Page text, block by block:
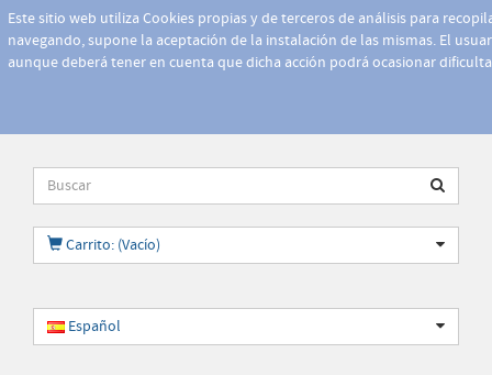
Este sitio web utiliza Cookies propias y de terceros de análisis para
navegando, supone la aceptación de la instalación de las mismas. El
aunque deberá tener en cuenta que dicha acción podrá ocasionar
Carrito: (Vacío)
Español